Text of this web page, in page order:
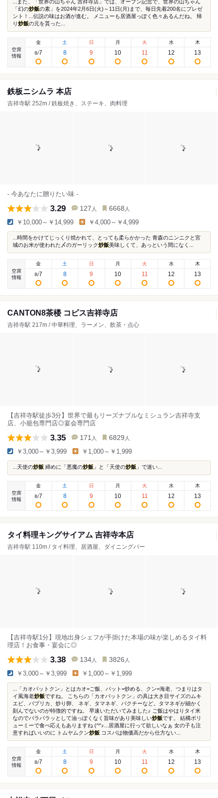
...また、「世界の山ちゃん 吉祥寺店」では、オープン記念で、世界の山ちゃん
「幻の炒飯の素」を2024年2月6日(火)～11日(月)まで、毎日先着200名にプレゼ
ント！...伝説の味はお酒が進む。 メニューも居酒屋っぽく色々あるんだね。 帰
り炒飯の元を貰った...
空席
情報
金
8/7
土
8
日
9
月
10
火
11
水
12
木
13
鉄板ニシムラ 本店
吉祥寺駅 252m / 鉄板焼き、ステーキ、肉料理
- 今あなたに贈りたい味 -
3.29 127 人 6668 人
￥10,000～￥14,999 ￥4,000～￥4,999
...時間をかけてじっくり焼かれて、とっても柔らかかった 青森のニンニクと宮
城のお米が使われた〆のガーリック炒飯美味しくて、あっという間になく...
空席
情報
金
8/7
土
8
日
9
月
10
火
11
水
12
木
13
CANTON8茶楼 コピス吉祥寺店
吉祥寺駅 217m / 中華料理、ラーメン、飲茶・点心
【吉祥寺駅徒歩3分】世界で最もリーズナブルなミシュラン吉祥寺支
店、小籠包専門店◎宴会専門店
3.35 171 人 6829 人
￥3,000～￥3,999 ￥1,000～￥1,999
...​天使の炒飯 締めに「悪魔の炒飯 」と「天使の炒飯 」で迷い...
空席
情報
金
8/7
土
8
日
9
月
10
火
11
水
12
木
13
タイ料理キングサイアム 吉祥寺本店
吉祥寺駅 110m / タイ料理、居酒屋、ダイニングバー
【吉祥寺駅1分】現地出身シェフが手掛けた本場の味が楽しめるタイ料
理店！お食事・宴会に◎
3.38 134 人 3826 人
￥3,000～￥3,999 ￥1,000～￥1,999
...「カオパットクン」とはカオ=ご飯、パット=炒める、クン=海老、つまりはタ
イ風海老炒飯ですね。 こちらの「カオパットクン」の具は大き目サイズのムキ
エビ、パプリカ、炒り卵、 ネギ、タマネギ、パクチーなど。タマネギが細かく
刻んでないのが特徴的ですね。 早速いただいてみました♪ ご飯はやはりタイ米
なのでパラパラッとして油っぽくなく旨味があり美味しい炒飯です。 結構ボリ
ューミーで食べ応えもありますね (^^♪...居酒屋に行って欲しいなぁ 女の子も注
意すればいいのに トムヤムクン炒飯 コスパは物価高だから仕方ない...
空席
情報
金
8/7
土
8
日
9
月
10
火
11
水
12
木
13